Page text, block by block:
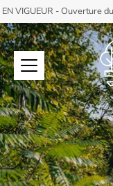
Aller
au
contenu
- Ouverture du